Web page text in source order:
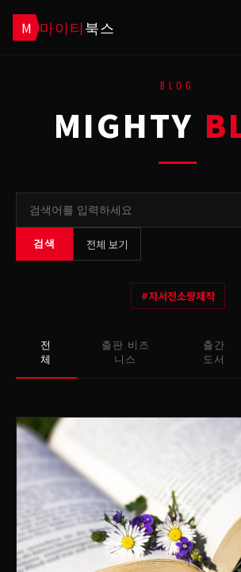
M 마이티북스
BLOG
MIGHTY
검색 전체 보기
#자서전소량제작
전
체
출판 비즈
니스
출간
도서